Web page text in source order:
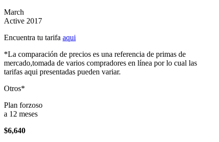
March
Active 2017
Encuentra tu tarifa aqui
*La comparación de precios es una referencia de primas de
mercado,tomada de varios compradores en línea por lo cual las
tarifas aqui presentadas pueden variar.
Otros*
Plan forzoso
a 12 meses
$6,640